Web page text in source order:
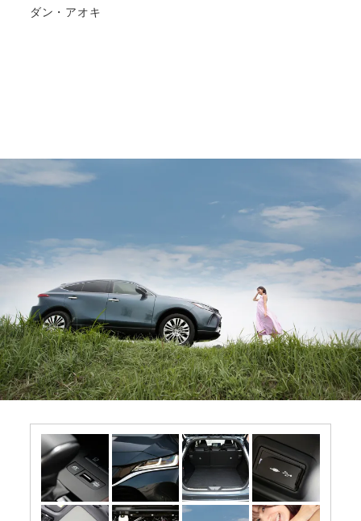
著
ダン・アオキ